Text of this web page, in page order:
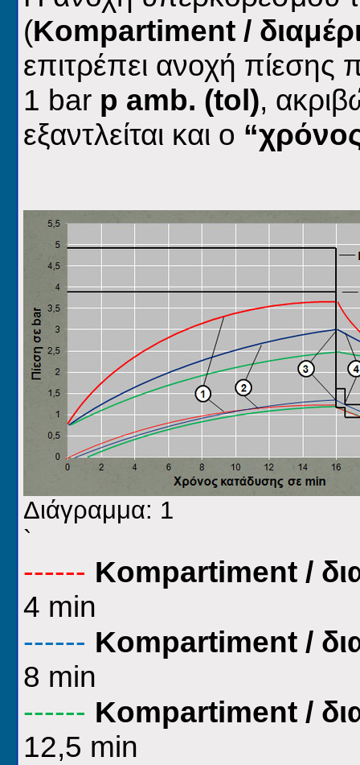
(Kompartiment /
επιτρέπει ανοχή πίεσης
1 bar p amb. (tol),
εξαντλείται και ο
Διάγραμμα: 1
`
------ Kompartiment /
4 min
------ Kompartiment /
8 min
------ Kompartiment /
12,5 min